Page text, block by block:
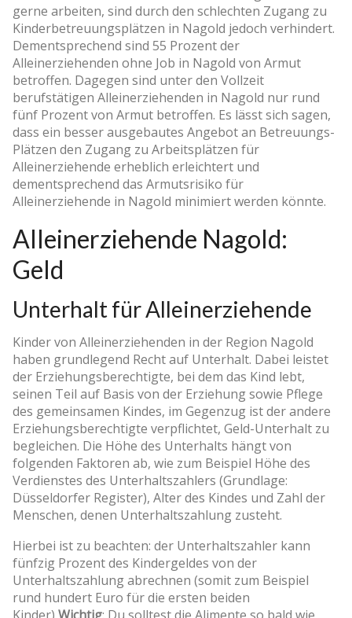
gerne arbeiten, sind durch den schlechten Zugang zu
Kinderbetreuungsplätzen in Nagold jedoch verhindert.
Dementsprechend sind 55 Prozent der
Alleinerziehenden ohne Job in Nagold von Armut
betroffen. Dagegen sind unter den Vollzeit
berufstätigen Alleinerziehenden in Nagold nur rund
fünf Prozent von Armut betroffen. Es lässt sich sagen,
dass ein besser ausgebautes Angebot an Betreuungs-
Plätzen den Zugang zu Arbeitsplätzen für
Alleinerziehende erheblich erleichtert und
dementsprechend das Armutsrisiko für
Alleinerziehende in Nagold minimiert werden könnte.
Alleinerziehende Nagold:
Geld
Unterhalt für Alleinerziehende
Kinder von Alleinerziehenden in der Region Nagold
haben grundlegend Recht auf Unterhalt. Dabei leistet
der Erziehungsberechtigte, bei dem das Kind lebt,
seinen Teil auf Basis von der Erziehung sowie Pflege
des gemeinsamen Kindes, im Gegenzug ist der andere
Erziehungsberechtigte verpflichtet, Geld-Unterhalt zu
begleichen. Die Höhe des Unterhalts hängt von
folgenden Faktoren ab, wie zum Beispiel Höhe des
Verdienstes des Unterhaltszahlers (Grundlage:
Düsseldorfer Register), Alter des Kindes und Zahl der
Menschen, denen Unterhaltszahlung zusteht.
Hierbei ist zu beachten: der Unterhaltszahler kann
fünfzig Prozent des Kindergeldes von der
Unterhaltszahlung abrechnen (somit zum Beispiel
rund hundert Euro für die ersten beiden